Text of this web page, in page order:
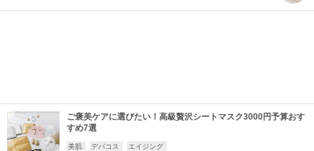
ご褒美ケアに選びたい！高級贅沢シートマスク3000円予算おす
すめ7選
美肌 デパコス エイジング